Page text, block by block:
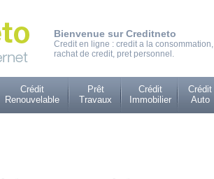
Bienvenue sur Creditneto
Credit en ligne : credit a la consommation,
rachat de credit, pret personnel.
Crédit
Renouvelable
Prêt
Travaux
Crédit
Immobilier
Crédit
Auto